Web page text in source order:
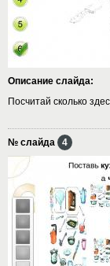
Описание слайда:
Посчитай сколько
№ слайда 4